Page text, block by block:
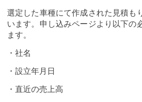
選定した車種にて作成された見積も
います。申し込みページより以下の
ます。
・社名
・設立年月日
・直近の売上高